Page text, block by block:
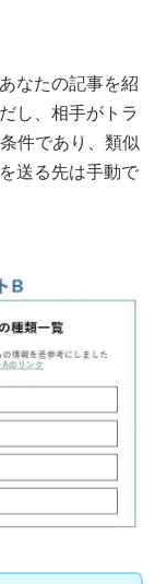
なたの記事を紹
し、相手がトラ
件であり、類似
送る先は手動で